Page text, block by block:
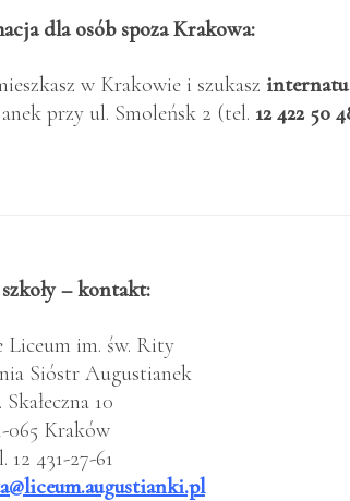
dla osób spoza Krakowa:
w Krakowie i szukasz
przy ul. Smoleńsk 2 (tel. 12 422 50
– kontakt:
Liceum im. św. Rity
Sióstr Augustianek
Skałeczna 10
065 Kraków
12 431-27-61